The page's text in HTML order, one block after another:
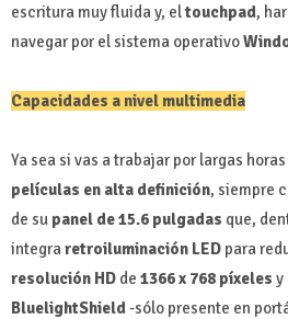
escritura muy fluida y, eltouchpad,
navegar por el sistema operativo
Capacidades a nivel multimedia
Ya sea si vas a trabajar por largas
películas en alta definición, siempre
de su panel de 15.6 pulgadas que,
integraretroiluminación LED para
resolución HD de 1366 x 768 píxeles y
BluelightShield-sólo presente en